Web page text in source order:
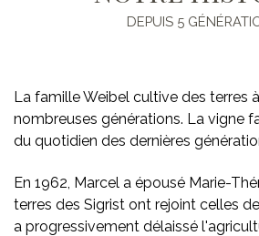
DEPUIS 5
La famille Weibel cultive des terres
nombreuses générations. La vigne
du quotidien des dernières
En 1962, Marcel a épousé Marie-
terres des Sigrist ont rejoint celles
a progressivement délaissé